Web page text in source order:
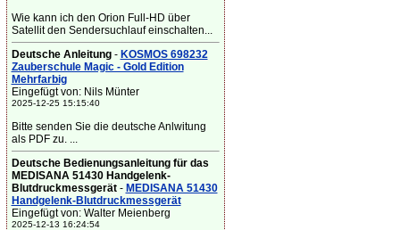
Wie kann ich den Orion Full-HD über
Satellit den Sendersuchlauf einschalten...
Deutsche Anleitung- KOSMOS 698232
Zauberschule Magic - Gold Edition
Mehrfarbig
Eingefügt von: Nils Münter
2025-12-25 15:15:40
Bitte senden Sie die deutsche Anlwitung
als PDF zu. ...
Deutsche Bedienungsanleitung für das
MEDISANA 51430 Handgelenk-
Blutdruckmessgerät- MEDISANA 51430
Handgelenk-Blutdruckmessgerät
Eingefügt von: Walter Meienberg
2025-12-13 16:24:54